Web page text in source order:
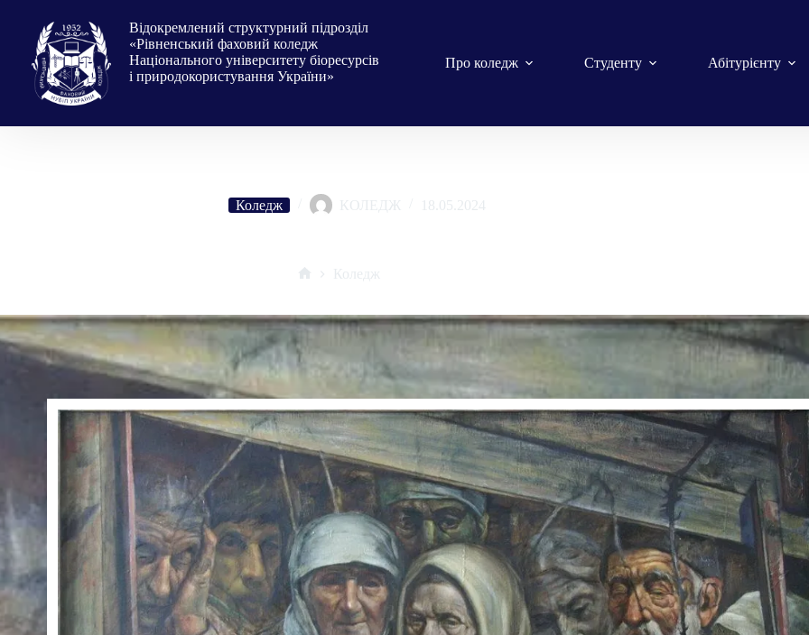
вмісту
Відокремлений структурний підрозділ
«Рівненський фаховий коледж
Національного університету біоресурсів
і природокористування України»
Про коледж Студенту Абітурієнту
Коледж КОЛЕДЖ 18.05.2024
Коледж